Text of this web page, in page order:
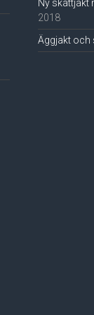
Ny skattjakt
2018
Äggjakt och